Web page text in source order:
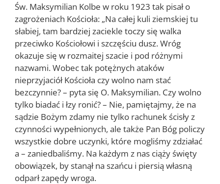
Św. Maksymilian Kolbe w roku 1923 tak pisał o
zagrożeniach Kościoła: „Na całej kuli ziemskiej tu
słabiej, tam bardziej zaciekle toczy się walka
przeciwko Kościołowi i szczęściu dusz. Wróg
okazuje się w rozmaitej szacie i pod różnymi
nazwami. Wobec tak potężnych ataków
nieprzyjaciół Kościoła czy wolno nam stać
bezczynnie? – pyta się O. Maksymilian. Czy wolno
tylko biadać i łzy ronić? – Nie, pamiętajmy, że na
sądzie Bożym zdamy nie tylko rachunek ścisły z
czynności wypełnionych, ale także Pan Bóg policzy
wszystkie dobre uczynki, które mogliśmy zdziałać
a – zaniedbaliśmy. Na każdym z nas ciąży święty
obowiązek, by stanął na szańcu i piersią własną
odparł zapędy wroga.